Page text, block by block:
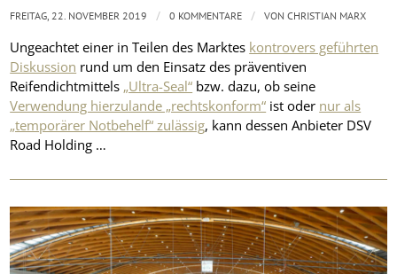
Ungeachtet einer in Teilen des Marktes kontrovers geführten
Diskussion rund um den Einsatz des präventiven
Reifendichtmittels „Ultra-Seal“ bzw. dazu, ob seine
Verwendung hierzulande „rechtskonform“ ist oder nur als
„temporärer Notbehelf“ zulässig, kann dessen Anbieter DSV
Road Holding …
FREITAG, 22. NOVEMBER 2019 / 0 KOMMENTARE / VONCHRISTIAN MARX